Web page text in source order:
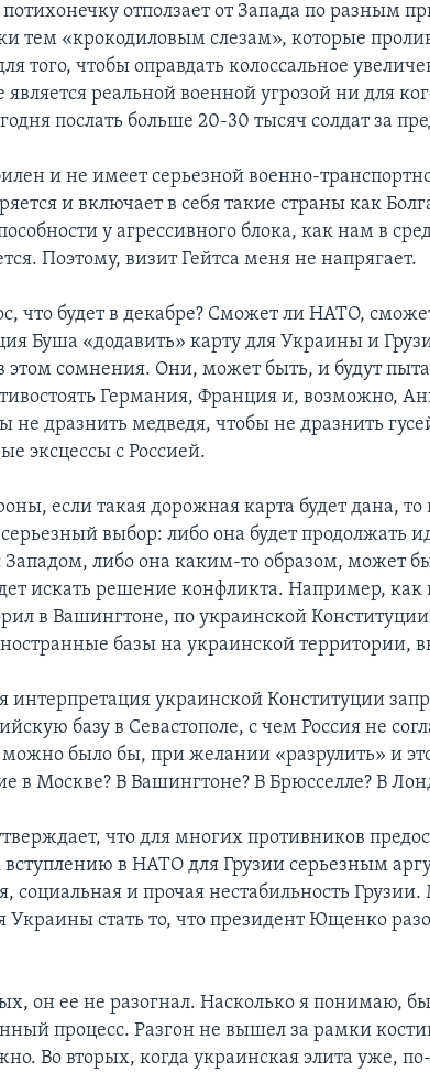
отползает от Запада по разным
тем «крокодиловым слезам», которые
того, чтобы оправдать колоссальное
реальной военной угрозой ни для
послать больше 20-30 тысяч солдат за
и не имеет серьезной военно-
и включает в себя такие страны как
у агрессивного блока, как нам в
Поэтому, визит Гейтса меня не напрягает.
что будет в декабре? Сможет ли НАТО,
Буша «додавить» карту для Украины и
этом сомнения. Они, может быть, и будут
Германия, Франция и, возможно,
не дразнить медведя, чтобы не дразнить
эксцессы с Россией.
если такая дорожная карта будет дана, то
серьезный выбор: либо она будет продолжать
либо она каким-то образом, может
искать решение конфликта. Например,
в Вашингтоне, по украинской
базы на украинской территории,
интерпретация украинской Конституции
базу в Севастополе, с чем Россия не
было бы, при желании «разрулить» и
в Москве? В Вашингтоне? В Брюсселле? В
что для многих противников
вступлению в НАТО для Грузии серьезным
социальная и прочая нестабильность
Украины стать то, что президент Ющенко
он ее не разогнал. Насколько я понимаю,
процесс. Разгон не вышел за рамки
Во вторых, когда украинская элита уже,